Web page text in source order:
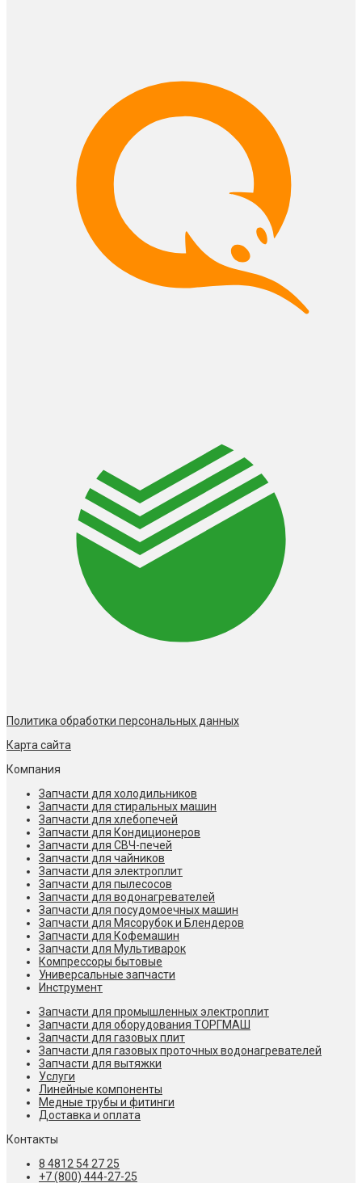
Политика обработки персональных данных
Карта сайта
Компания
Запчасти для холодильников
Запчасти для стиральных машин
Запчасти для хлебопечей
Запчасти для Кондиционеров
Запчасти для СВЧ-печей
Запчасти для чайников
Запчасти для электроплит
Запчасти для пылесосов
Запчасти для водонагревателей
Запчасти для посудомоечных машин
Запчасти для Мясорубок и Блендеров
Запчасти для Кофемашин
Запчасти для Мультиварок
Компрессоры бытовые
Универсальные запчасти
Инструмент
Запчасти для промышленных электроплит
Запчасти для оборудования ТОРГМАШ
Запчасти для газовых плит
Запчасти для газовых проточных водонагревателей
Запчасти для вытяжки
Услуги
Линейные компоненты
Медные трубы и фитинги
Доставка и оплата
Контакты
8 4812 54 27 25
+7 (800) 444-27-25